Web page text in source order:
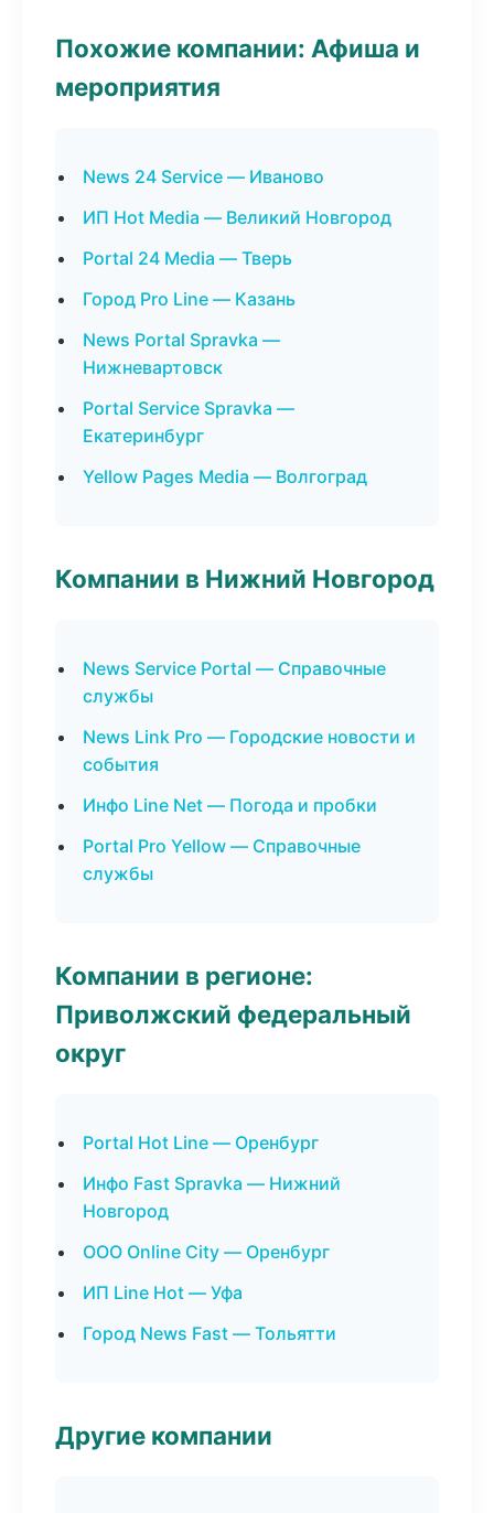
Похожие компании: Афиша и
мероприятия
News 24 Service — Иваново
ИП Hot Media — Великий Новгород
Portal 24 Media — Тверь
Город Pro Line — Казань
News Portal Spravka —
Нижневартовск
Portal Service Spravka —
Екатеринбург
Yellow Pages Media — Волгоград
Компании в Нижний Новгород
News Service Portal — Справочные
службы
News Link Pro — Городские новости и
события
Инфо Line Net — Погода и пробки
Portal Pro Yellow — Справочные
службы
Компании в регионе:
Приволжский федеральный
округ
Portal Hot Line — Оренбург
Инфо Fast Spravka — Нижний
Новгород
ООО Online City — Оренбург
ИП Line Hot — Уфа
Город News Fast — Тольятти
Другие компании